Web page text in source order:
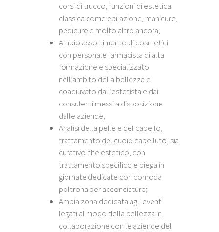
corsi di trucco, funzioni di estetica
classica come epilazione, manicure,
pedicure e molto altro ancora;
Ampio assortimento di cosmetici
con personale farmacista di alta
formazione e specializzato
nell’ambito della bellezza e
coadiuvato dall’estetista e dai
consulenti messi a disposizione
dalle aziende;
Analisi della pelle e del capello,
trattamento del cuoio capelluto, sia
curativo che estetico, con
trattamento specifico e piega in
giornate dedicate con comoda
poltrona per acconciature;
Ampia zona dedicata agli eventi
legati al modo della bellezza in
collaborazione con le aziende del